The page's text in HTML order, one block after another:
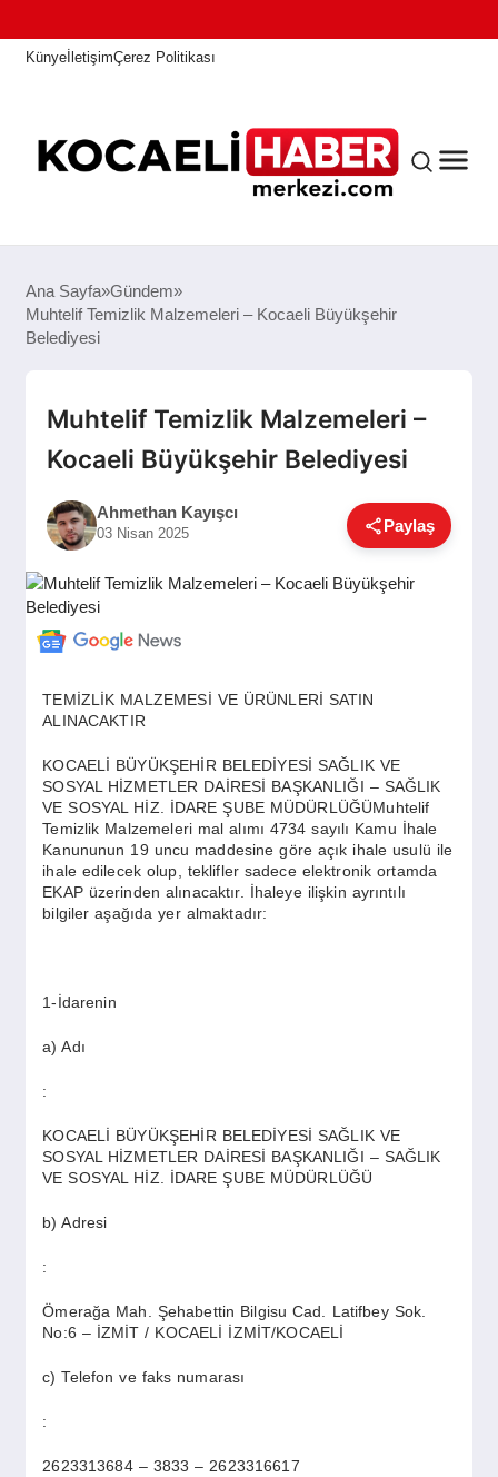
KünyeİletişimÇerez Politikası
ANASAYFA
GÜNDEM
SIYASET
EKONOMI
DÜNYA
SAĞLIK
SPOR
Ana Sayfa Gündem
Muhtelif Temizlik Malzemeleri – Kocaeli Büyükşehir
Belediyesi
Muhtelif Temizlik Malzemeleri –
Kocaeli Büyükşehir Belediyesi
Ahmethan Kayışcı
03 Nisan 2025 Paylaş
TEMİZLİK MALZEMESİ VE ÜRÜNLERİ SATIN
ALINACAKTIR
KOCAELİ BÜYÜKŞEHİR BELEDİYESİ SAĞLIK VE
SOSYAL HİZMETLER DAİRESİ BAŞKANLIĞI – SAĞLIK
VE SOSYAL HİZ. İDARE ŞUBE MÜDÜRLÜĞÜMuhtelif
Temizlik Malzemeleri mal alımı 4734 sayılı Kamu İhale
Kanununun 19 uncu maddesine göre açık ihale usulü ile
ihale edilecek olup, teklifler sadece elektronik ortamda
EKAP üzerinden alınacaktır. İhaleye ilişkin ayrıntılı
bilgiler aşağıda yer almaktadır:
1-İdarenin
a) Adı
:
KOCAELİ BÜYÜKŞEHİR BELEDİYESİ SAĞLIK VE
SOSYAL HİZMETLER DAİRESİ BAŞKANLIĞI – SAĞLIK
VE SOSYAL HİZ. İDARE ŞUBE MÜDÜRLÜĞÜ
b) Adresi
:
Ömerağa Mah. Şehabettin Bilgisu Cad. Latifbey Sok.
No:6 – İZMİT / KOCAELİ İZMİT/KOCAELİ
c) Telefon ve faks numarası
:
2623313684 – 3833 – 2623316617